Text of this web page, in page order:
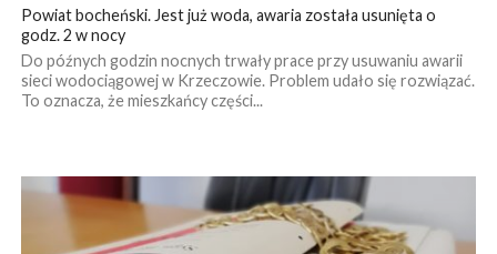
Powiat bocheński. Jest już woda, awaria została usunięta o
godz. 2 w nocy
Do późnych godzin nocnych trwały prace przy usuwaniu awarii
sieci wodociągowej w Krzeczowie. Problem udało się rozwiązać.
To oznacza, że mieszkańcy części...